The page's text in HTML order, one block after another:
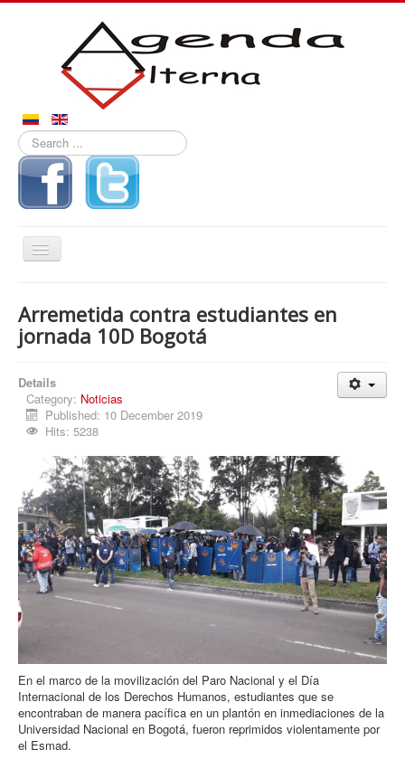
Search
...
Toggle
Navigation
Noticias
Reportajes
Procesos
Región
Multimedia
La Agenda
Arremetida contra estudiantes en
jornada 10D Bogotá
Details
Category: Noticias
Published: 10 December 2019
Hits: 5238
En el marco de la movilización del Paro Nacional y el Día
Internacional de los Derechos Humanos, estudiantes que se
encontraban de manera pacífica en un plantón en inmediaciones de la
Universidad Nacional en Bogotá, fueron reprimidos violentamente por
el Esmad.